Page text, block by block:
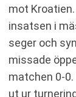
mot
insatsen i
seger och
missade
matchen 0-
ut ur